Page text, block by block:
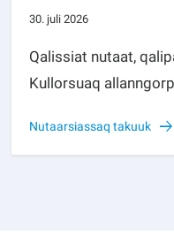
30. juli 2026
Qalissiat nutaat,
Kullorsuaq
Nutaarsiassaq takuuk